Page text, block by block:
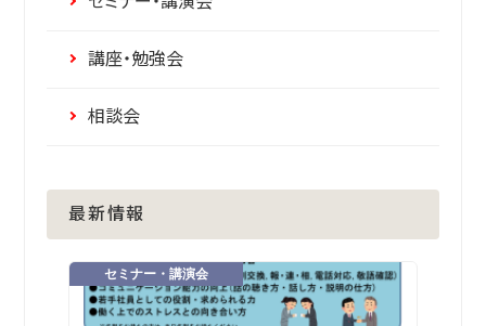
講座・勉強会
相談会
最新情報
セミナー・講演会